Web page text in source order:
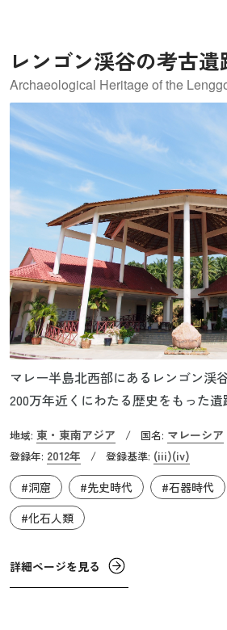
レンゴン渓谷の考古遺
Archaeological Heritage of the
マレー半島北西部にあるレンゴン渓
200万年近くにわたる歴史をもった
大陸以外で最古の遺跡の一つであり
最長級です。本遺産は2つの集落の4
ます。旧石器時代から新石器時代、
古遺物が出土しており、比較的大規
る集団が存在していたことを示唆し
遺跡からは旧石器時代の作業場跡も
が道具を製造していたことを示す証
地域: 東・東南アジア / 国名: マレーシア
登録年: 2012年 / 登録基準: (iii)(iv)
#洞窟
#先史時代 #石器時代
#化石人類
詳細ページを見る